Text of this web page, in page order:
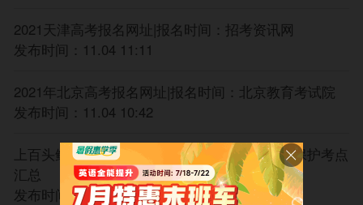
2021天津高考报名网址|报名时间：招考资讯网
发布时间：11.04 11:11
2021年北京高考报名网址|报名时间：北京教育考试院
发布时间：11.04 10:42
上百头鲸鱼在斯里兰卡搁浅 高考生物生态环境保护考点
汇总
发布时间：11.04 10:40